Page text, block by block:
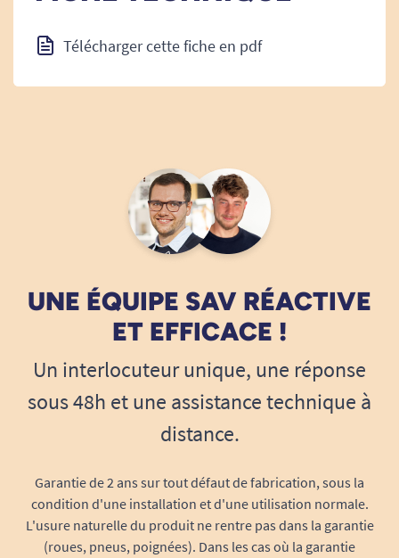
Télécharger cette fiche en pdf
UNE ÉQUIPE SAV RÉACTIVE
ET EFFICACE !
Un interlocuteur unique, une réponse
sous 48h et une assistance technique à
distance.
Garantie de 2 ans sur tout défaut de fabrication, sous la
condition d'une installation et d'une utilisation normale.
L'usure naturelle du produit ne rentre pas dans la garantie
(roues, pneus, poignées). Dans les cas où la garantie